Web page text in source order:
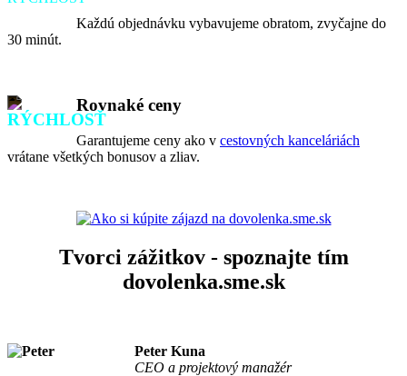
Každú objednávku vybavujeme obratom, zvyčajne do
30 minút.
Rovnaké ceny
Garantujeme ceny ako v cestovných kanceláriách
vrátane všetkých bonusov a zliav.
Tvorci zážitkov - spoznajte tím
dovolenka.sme.sk
Peter Kuna
CEO a projektový manažér